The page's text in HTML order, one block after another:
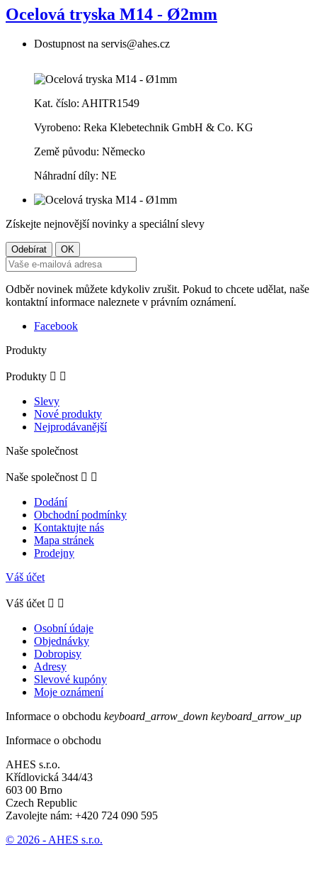
Ocelová tryska M14 - Ø2mm
Dostupnost na servis@ahes.cz
Kat. číslo: AHITR1549
Vyrobeno: Reka Klebetechnik GmbH & Co. KG
Země původu: Německo
Náhradní díly: NE
Získejte nejnovější novinky a speciální slevy
Odběr novinek můžete kdykoliv zrušit. Pokud to chcete udělat, naše
kontaktní informace naleznete v právním oznámení.
Facebook
Produkty
Produkty  
Slevy
Nové produkty
Nejprodávanější
Naše společnost
Naše společnost  
Dodání
Obchodní podmínky
Kontaktujte nás
Mapa stránek
Prodejny
Váš účet
Váš účet  
Osobní údaje
Objednávky
Dobropisy
Adresy
Slevové kupóny
Moje oznámení
Informace o obchodu keyboard_arrow_down keyboard_arrow_up
Informace o obchodu
AHES s.r.o.
Křídlovická 344/43
603 00 Brno
Czech Republic
Zavolejte nám: +420 724 090 595
© 2026 - AHES s.r.o.